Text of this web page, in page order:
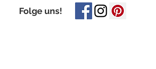
Folge uns!